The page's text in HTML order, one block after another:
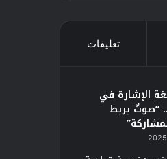
تعليقات
الإشارة في
“صوتٌ يربط